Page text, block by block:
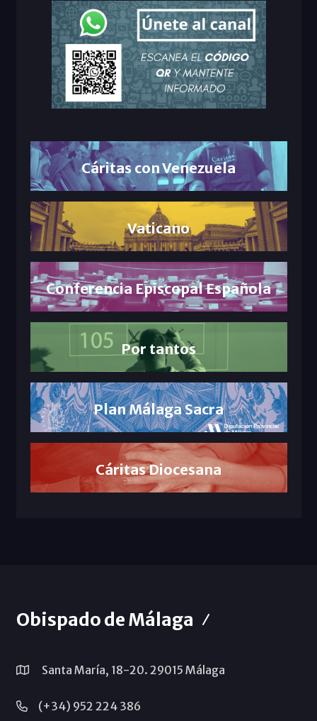
Cáritas con Venezuela
Vaticano
Conferencia Episcopal Española
Por tantos
Plan Málaga Sacra
Cáritas Diocesana
Obispado de Málaga
Santa María, 18-20. 29015 Málaga
(+34) 952 224 386